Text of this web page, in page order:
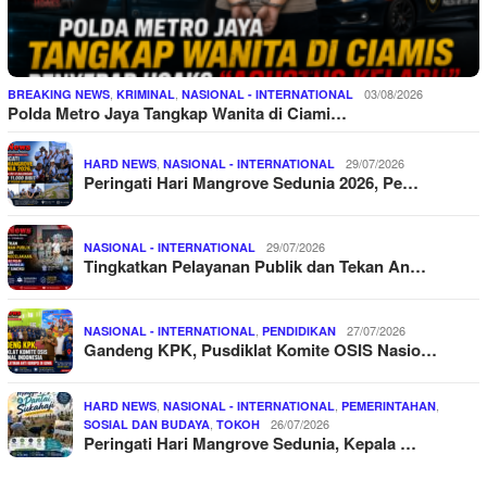
BREAKING NEWS KRIMINAL NASIONAL - INTERNATIONAL 03/08/2026
Polda Metro Jaya Tangkap Wanita di Ciami…
HARD NEWS NASIONAL - INTERNATIONAL 29/07/2026
Peringati Hari Mangrove Sedunia 2026, Pe…
NASIONAL - INTERNATIONAL 29/07/2026
Tingkatkan Pelayanan Publik dan Tekan An…
NASIONAL - INTERNATIONAL PENDIDIKAN 27/07/2026
Gandeng KPK, Pusdiklat Komite OSIS Nasio…
HARD NEWS NASIONAL - INTERNATIONAL PEMERINTAHAN
SOSIAL DAN BUDAYA TOKOH 26/07/2026
Peringati Hari Mangrove Sedunia, Kepala …